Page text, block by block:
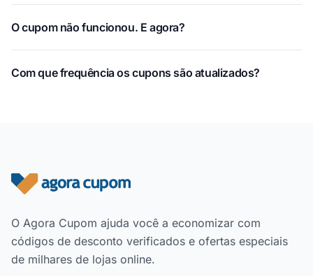
O cupom não funcionou. E agora?
Com que frequência os cupons são atualizados?
Rodapé do site
O Agora Cupom ajuda você a economizar com
códigos de desconto verificados e ofertas especiais
de milhares de lojas online.